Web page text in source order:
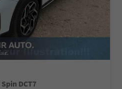
Spin DCT7